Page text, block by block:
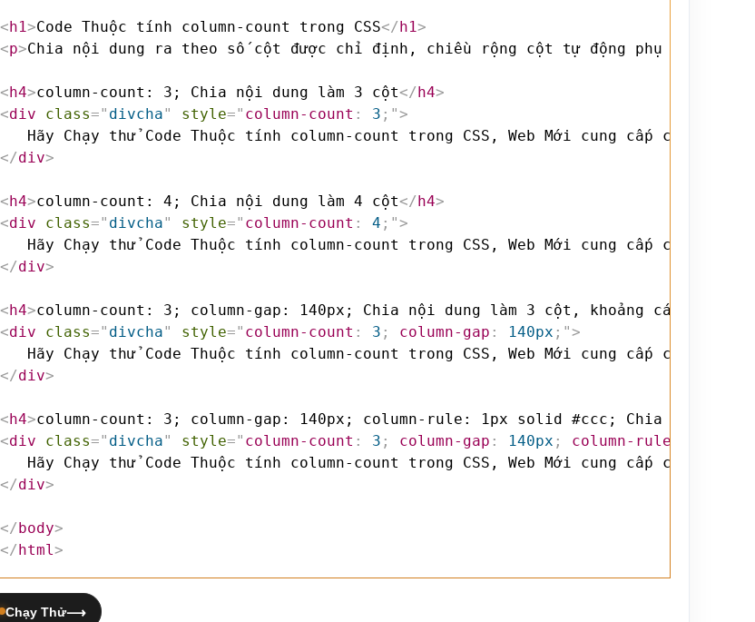
<h1>Code Thuộc tính column-count trong CSS</h1>
<p>Chia nội dung ra theo số cột được chỉ định, chiều rộng cột tự động phụ thuộc
<h4>column-count: 3; Chia nội dung làm 3 cột</h4>
<div class=" divcha" style=" column-count : 3 ; ">
</div>
<h4>column-count: 4; Chia nội dung làm 4 cột</h4>
<div class=" divcha" style=" column-count : 4 ; ">
</div>
<h4>column-count: 3; column-gap: 140px; Chia nội dung làm 3 cột, khoảng cách giữa
<div class=" divcha" style=" column-count : 3 ; column-gap : 140px ; ">
</div>
<h4>column-count: 3; column-gap: 140px; column-rule: 1px solid #ccc; Chia nội
<div class=" divcha" style=" column-count : 3 ; column-gap : 140px ; column-rule
</div>
</body>
</html>
Chạy Thử